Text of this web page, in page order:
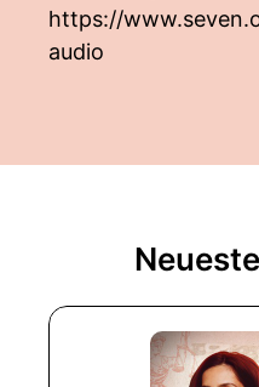
https://
audio